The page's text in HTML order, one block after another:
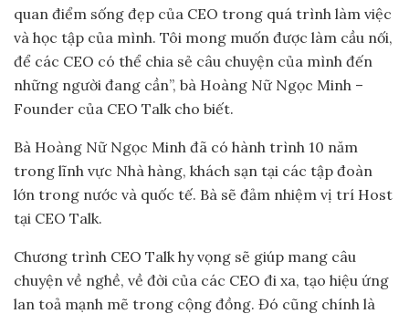
quan điểm sống đẹp của CEO trong quá trình làm việc
và học tập của mình. Tôi mong muốn được làm cầu nối,
để các CEO có thể chia sẻ câu chuyện của mình đến
những người đang cần”, bà Hoàng Nữ Ngọc Minh –
Founder của CEO Talk cho biết.
Bà Hoàng Nữ Ngọc Minh đã có hành trình 10 năm
trong lĩnh vực Nhà hàng, khách sạn tại các tập đoàn
lớn trong nước và quốc tế. Bà sẽ đảm nhiệm vị trí Host
tại CEO Talk.
Chương trình CEO Talk hy vọng sẽ giúp mang câu
chuyện về nghề, về đời của các CEO đi xa, tạo hiệu ứng
lan toả mạnh mẽ trong cộng đồng. Đó cũng chính là